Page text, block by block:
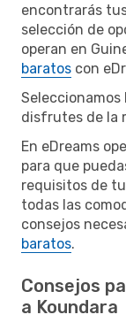
encontrarás
selección de
operan en
baratos con
Seleccionamos
disfrutes de la
En eDreams
para que
requisitos de
todas las
consejos
baratos.
Consejos
a Koundara